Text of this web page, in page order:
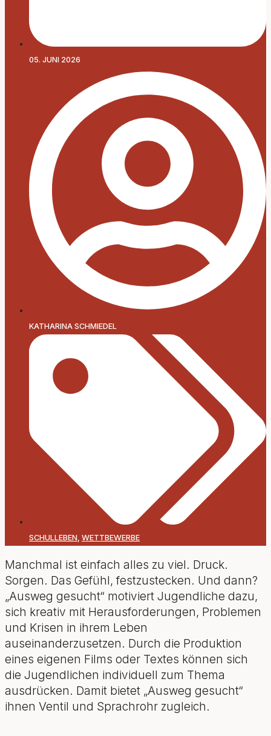
05. JUNI 2026
KATHARINA SCHMIEDEL
SCHULLEBEN WETTBEWERBE
Manchmal ist einfach alles zu viel. Druck.
Sorgen. Das Gefühl, festzustecken. Und dann?
„Ausweg gesucht“ motiviert Jugendliche dazu,
sich kreativ mit Herausforderungen, Problemen
und Krisen in ihrem Leben
auseinanderzusetzen. Durch die Produktion
eines eigenen Films oder Textes können sich
die Jugendlichen individuell zum Thema
ausdrücken. Damit bietet „Ausweg gesucht“
ihnen Ventil und Sprachrohr zugleich.